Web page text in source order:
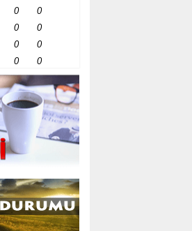
0
0
0
0
0
0
0 0